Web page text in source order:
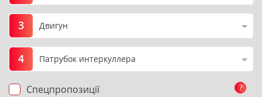
3
4
Спецпропозиції
?